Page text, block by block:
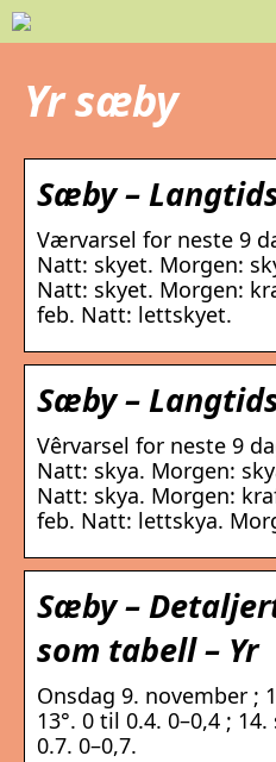
Yr sæby
Sæby –
Værvarsel for neste 9
Natt: skyet. Morgen:
Natt: skyet. Morgen:
feb. Natt: lettskyet.
Sæby –
Vêrvarsel for neste 9
Natt: skya. Morgen:
Natt: skya. Morgen:
feb. Natt: lettskya.
Sæby –
som tabell – Yr
Onsdag 9. november ;
13°. 0 til 0.4. 0–0,4 ;
0.7. 0–0,7.